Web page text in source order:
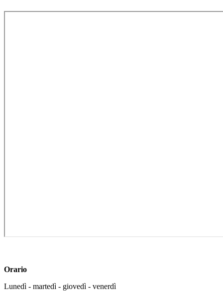
Orario
Lunedì - martedì - giovedì - venerdì